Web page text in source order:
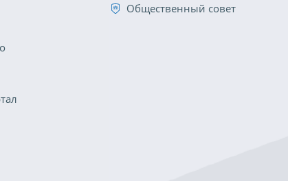
Общественный совет